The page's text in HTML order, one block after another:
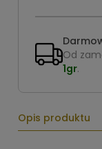
Od
1gr.
Opis produktu